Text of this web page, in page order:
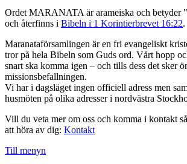
Ordet MARANATA är arameiska och betyder
och återfinns i Bibeln i 1 Korintierbrevet 16:22.
Maranataförsamlingen är en fri evangeliskt
tror på hela Bibeln som Guds ord. Vårt hopp
snart ska komma igen – och tills dess det sker
missionsbefallningen.
Vi har i dagsläget ingen officiell adress men
husmöten på olika adresser i nordvästra
Vill du veta mer om oss och komma i kontakt
att höra av dig: Kontakt
Till menyn